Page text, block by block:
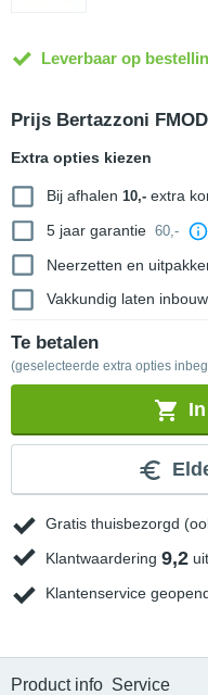
Leverbaar op
Prijs Bertazzoni
Extra opties kiezen
Bij afhalen 10,-extra
5 jaar garantie 60,-
Neerzetten en
Vakkundig laten
Te betalen
(geselecteerde extra opties
Gratis thuisbezorgd
Klantwaardering 9,2 uit
Klantenservice
Product info Service